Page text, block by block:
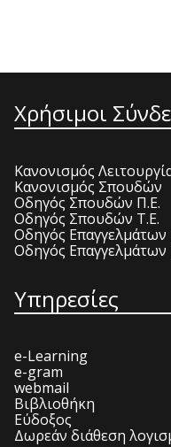
Χρήσιμοι
Κανονισμός
Κανονισμός Σπουδών
Οδηγός Σπουδών Π.Ε.
Οδηγός Σπουδών Τ.Ε.
Οδηγός Επαγγελμάτων
Οδηγός Επαγγελμάτων
Υπηρεσίες
e-Learning
e-gram
webmail
Βιβλιοθήκη
Εύδοξος
Δωρεάν διάθεση